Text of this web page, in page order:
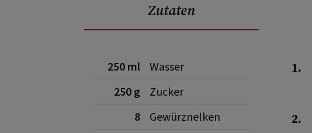
Zutaten
250 ml Wasser
250 g
Zucker
8
Gewürznelken